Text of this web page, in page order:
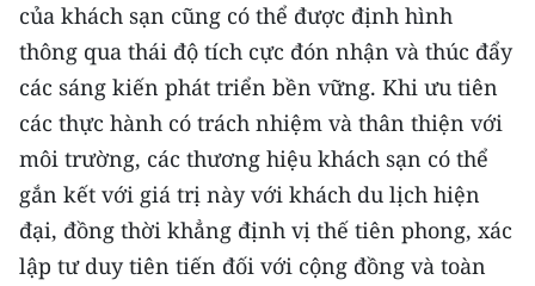
của khách sạn cũng có thể được định hình
thông qua thái độ tích cực đón nhận và thúc đẩy
các sáng kiến phát triển bền vững. Khi ưu tiên
các thực hành có trách nhiệm và thân thiện với
môi trường, các thương hiệu khách sạn có thể
gắn kết với giá trị này với khách du lịch hiện
đại, đồng thời khẳng định vị thế tiên phong, xác
lập tư duy tiên tiến đối với cộng đồng và toàn